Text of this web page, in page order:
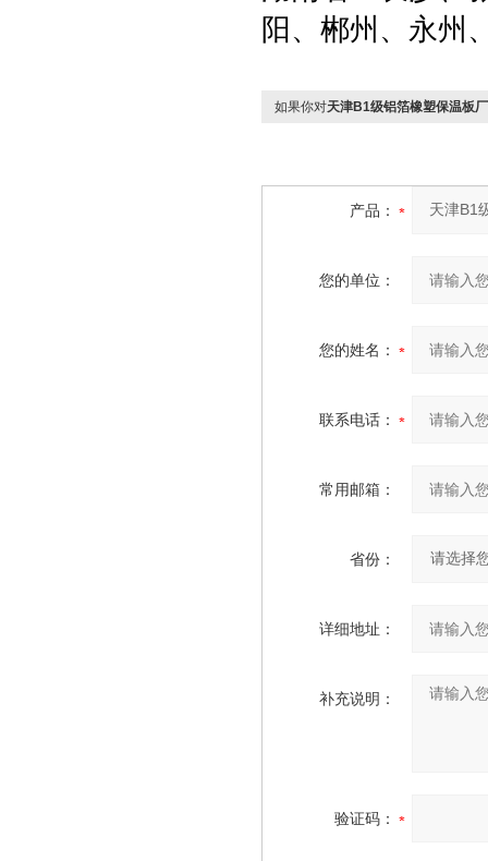
阳、郴州、永州
如果你对天津B1级铝箔橡塑保温板
产品：
您的单位：
您的姓名：
联系电话：
常用邮箱：
省份：
详细地址：
补充说明：
验证码：